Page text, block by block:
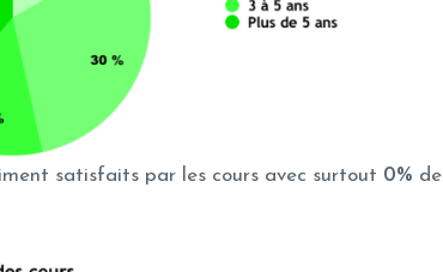
satisfaits par les cours avec surtout 0% de